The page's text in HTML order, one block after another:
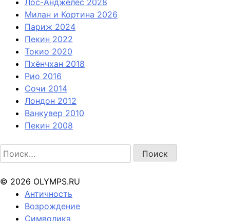
Лос-Анджелес 2028
Милан и Кортина 2026
Париж 2024
Пекин 2022
Токио 2020
Пхёнчхан 2018
Рио 2016
Сочи 2014
Лондон 2012
Ванкувер 2010
Пекин 2008
Найти:
© 2026 OLYMPS.RU
Античность
Возрождение
Символика